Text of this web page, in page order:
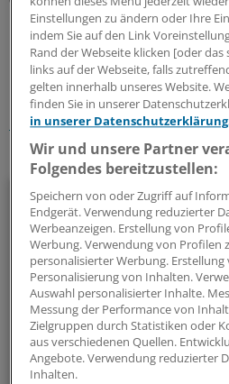
Schlagworte:
Betriebsmedizin
Ihr Newsletter zum
Beruf & Alltag
Die Sonntagslektüre: Lesen
Nützliches für Ihre tägliche
Kolleginnen und Kollegen
einen Schritt
wöchentlich
Einstellungen zu ändern oder Ihre
indem Sie auf den Link
Rand der Webseite klicken [oder
links auf der Webseite, falls
gelten innerhalb unseres Website.
finden Sie in unserer
in unserer
Wir und unsere Partner
Folgendes bereitzustellen:
Speichern von oder Zugriff auf
Endgerät. Verwendung reduzierter
Werbeanzeigen. Erstellung von
Werbung. Verwendung von Profilen
personalisierter Werbung.
Personalisierung von Inhalten.
Auswahl personalisierter Inhalte.
Messung der Performance von
Zielgruppen durch Statistiken oder
aus verschiedenen Quellen.
Angebote. Verwendung reduzierter
Inhalten.